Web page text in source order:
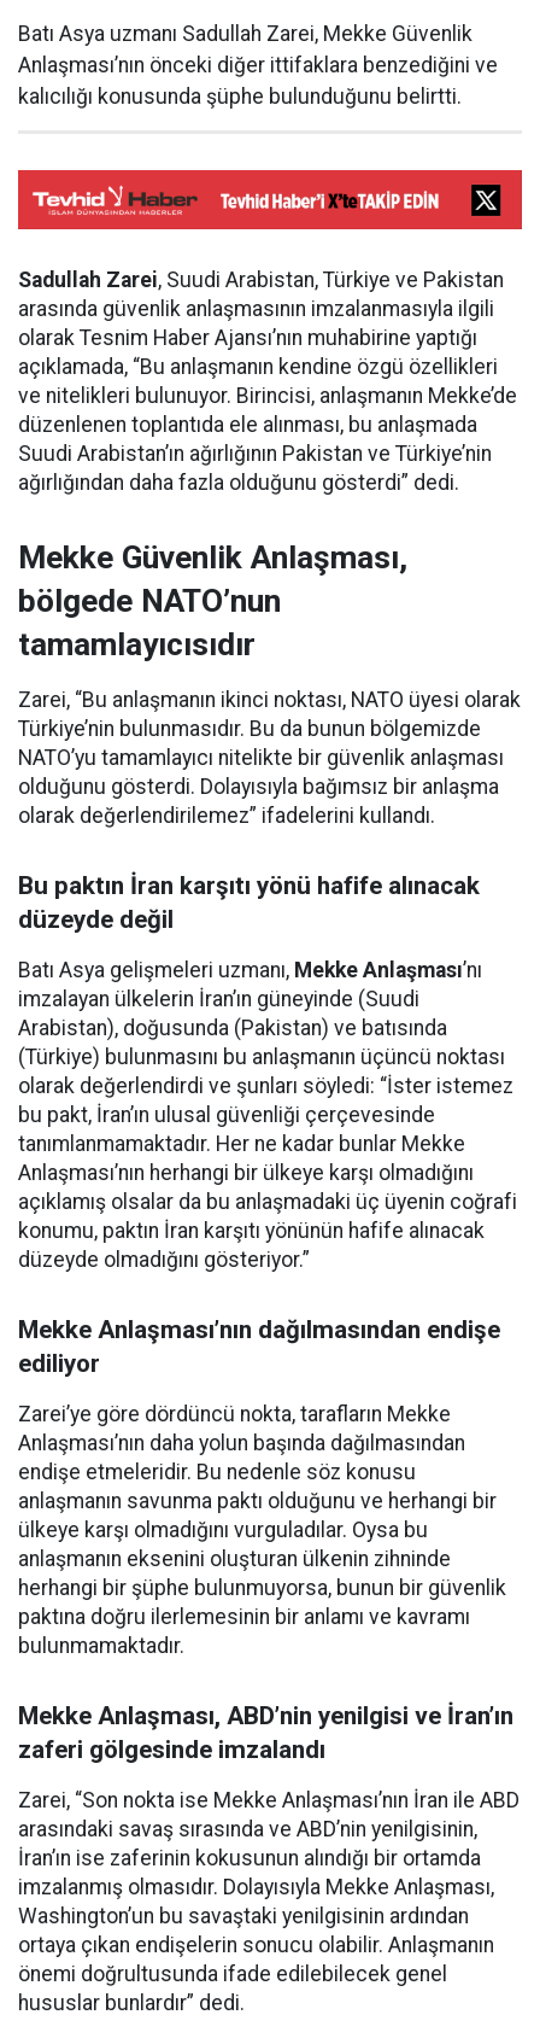
Batı Asya uzmanı Sadullah Zarei, Mekke Güvenlik
Anlaşması’nın önceki diğer ittifaklara benzediğini ve
kalıcılığı konusunda şüphe bulunduğunu belirtti.
Sadullah Zarei, Suudi Arabistan, Türkiye ve Pakistan
arasında güvenlik anlaşmasının imzalanmasıyla ilgili
olarak Tesnim Haber Ajansı’nın muhabirine yaptığı
açıklamada, “Bu anlaşmanın kendine özgü özellikleri
ve nitelikleri bulunuyor. Birincisi, anlaşmanın Mekke’de
düzenlenen toplantıda ele alınması, bu anlaşmada
Suudi Arabistan’ın ağırlığının Pakistan ve Türkiye’nin
ağırlığından daha fazla olduğunu gösterdi” dedi.
Mekke Güvenlik Anlaşması,
bölgede NATO’nun
tamamlayıcısıdır
Zarei, “Bu anlaşmanın ikinci noktası, NATO üyesi olarak
Türkiye’nin bulunmasıdır. Bu da bunun bölgemizde
NATO’yu tamamlayıcı nitelikte bir güvenlik anlaşması
olduğunu gösterdi. Dolayısıyla bağımsız bir anlaşma
olarak değerlendirilemez” ifadelerini kullandı.
Bu paktın İran karşıtı yönü hafife alınacak
düzeyde değil
Batı Asya gelişmeleri uzmanı, Mekke Anlaşması’nı
imzalayan ülkelerin İran’ın güneyinde (Suudi
Arabistan), doğusunda (Pakistan) ve batısında
(Türkiye) bulunmasını bu anlaşmanın üçüncü noktası
olarak değerlendirdi ve şunları söyledi: “İster istemez
bu pakt, İran’ın ulusal güvenliği çerçevesinde
tanımlanmamaktadır. Her ne kadar bunlar Mekke
Anlaşması’nın herhangi bir ülkeye karşı olmadığını
açıklamış olsalar da bu anlaşmadaki üç üyenin coğrafi
konumu, paktın İran karşıtı yönünün hafife alınacak
düzeyde olmadığını gösteriyor.”
Mekke Anlaşması’nın dağılmasından endişe
ediliyor
Zarei’ye göre dördüncü nokta, tarafların Mekke
Anlaşması’nın daha yolun başında dağılmasından
endişe etmeleridir. Bu nedenle söz konusu
anlaşmanın savunma paktı olduğunu ve herhangi bir
ülkeye karşı olmadığını vurguladılar. Oysa bu
anlaşmanın eksenini oluşturan ülkenin zihninde
herhangi bir şüphe bulunmuyorsa, bunun bir güvenlik
paktına doğru ilerlemesinin bir anlamı ve kavramı
bulunmamaktadır.
Mekke Anlaşması, ABD’nin yenilgisi ve İran’ın
zaferi gölgesinde imzalandı
Zarei, “Son nokta ise Mekke Anlaşması’nın İran ile ABD
arasındaki savaş sırasında ve ABD’nin yenilgisinin,
İran’ın ise zaferinin kokusunun alındığı bir ortamda
imzalanmış olmasıdır. Dolayısıyla Mekke Anlaşması,
Washington’un bu savaştaki yenilgisinin ardından
ortaya çıkan endişelerin sonucu olabilir. Anlaşmanın
önemi doğrultusunda ifade edilebilecek genel
hususlar bunlardır” dedi.